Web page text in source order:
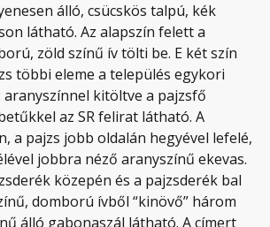
álló, csücskös talpú, kék
látható. Az alapszín felett a
zöld színű ív tölti be. E két szín
többi eleme a település egykori
aranyszínnel kitöltve a pajzsfő
az SR felirat látható. A
a pajzs jobb oldalán hegyével lefelé,
jobbra néző aranyszínű ekevas.
közepén és a pajzsderék bal
domború ívből “kinövő” három
álló gabonaszál látható. A címert